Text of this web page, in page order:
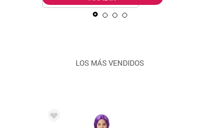
LOS MÁS VENDIDOS